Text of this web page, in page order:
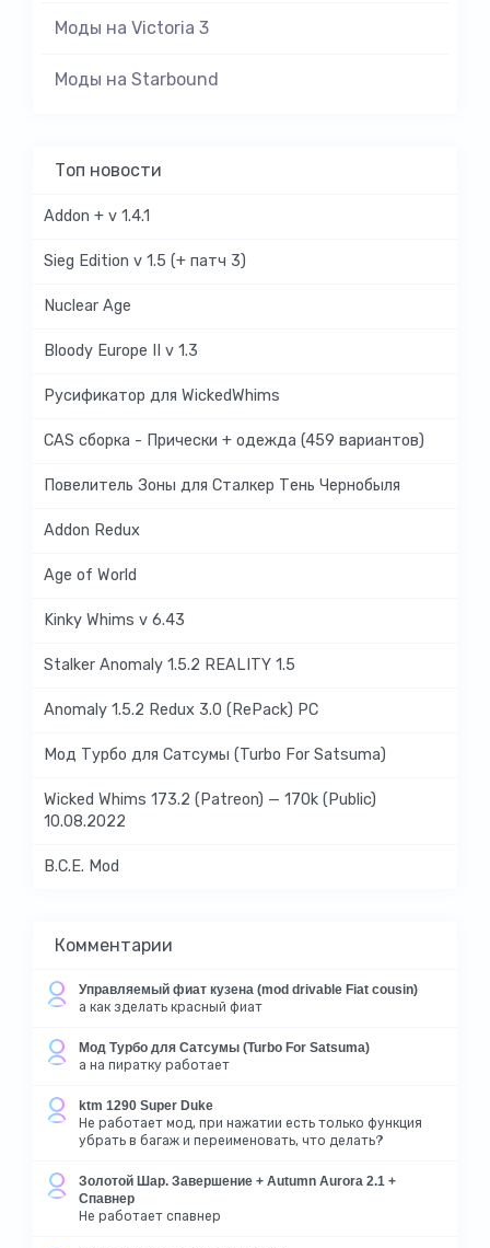
Моды на Victoria 3
Моды на Starbound
Топ новости
Addon + v 1.4.1
Sieg Edition v 1.5 (+ патч 3)
Nuclear Age
Bloody Europe II v 1.3
Русификатор для WickedWhims
CAS сборка - Прически + одежда (459 вариантов)
Повелитель Зоны для Сталкер Тень Чернобыля
Addon Redux
Age of World
Kinky Whims v 6.43
Stalker Anomaly 1.5.2 REALITY 1.5
Anomaly 1.5.2 Redux 3.0 (RePack) PC
Мод Турбо для Сатсумы (Turbo For Satsuma)
Wicked Whims 173.2 (Patreon) — 170k (Public)
10.08.2022
B.C.E. Mod
Комментарии
Управляемый фиат кузена (mod drivable Fiat cousin)
а как зделать красный фиат
Мод Турбо для Сатсумы (Turbo For Satsuma)
а на пиратку работает
ktm 1290 Super Duke
Не работает мод, при нажатии есть только функция
убрать в багаж и переименовать, что делать?
Золотой Шар. Завершение + Autumn Aurora 2.1 +
Спавнер
Не работает спавнер